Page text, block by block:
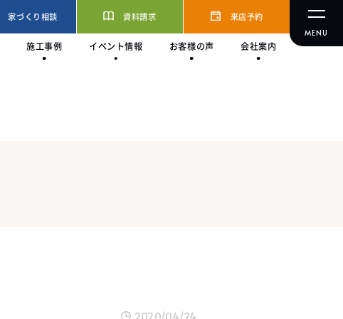
家づくり相談 資料請求 来店予約
施工事例 イベント情報 お客様の声 会社案内
2020/04/24